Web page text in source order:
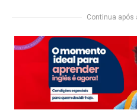
Continua após